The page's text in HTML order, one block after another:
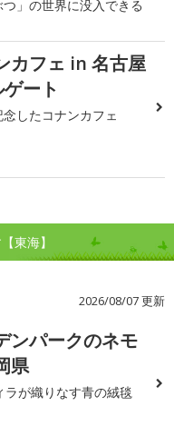
つ」の世界に没入できる
カフェ in 名古屋
ート
したコナンカフェ
東海】
2026/08/07 更新
ンパークのネモ
県
ラが織りなす青の絨毯